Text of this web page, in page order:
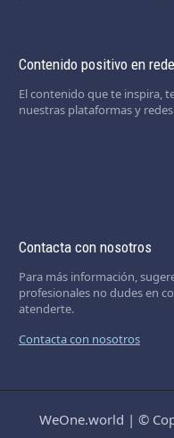
Contenido positivo en
El contenido que te inspira,
nuestras plataformas y
Contacta con nosotros
Para más información,
profesionales no dudes en
atenderte.
Contacta con nosotros
WeOne.world | ©